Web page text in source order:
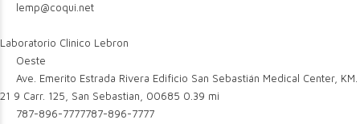
lemp@coqui.net
Laboratorio Clinico Lebron
Oeste
Ave. Emerito Estrada Rivera Edificio San Sebastián Medical Center, KM.
21 9 Carr. 125, San Sebastian, 00685 0.39 mi
787-896-7777787-896-7777